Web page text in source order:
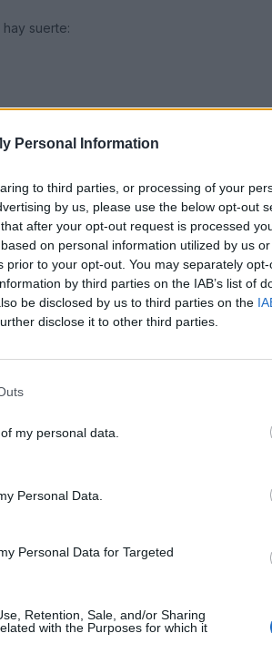
Personal Information
to third parties, or processing of your
by us, please use the below opt-out
after your opt-out request is processed
on personal information utilized by us
prior to your opt-out. You may separately
by third parties on the IAB’s list of
be disclosed by us to third parties on the
disclose it to other third parties.
my personal data.
Personal Data.
Personal Data for Targeted
Retention, Sale, and/or Sharing
with the Purposes for which it
suerte:
b7
del maletero miraria en algun